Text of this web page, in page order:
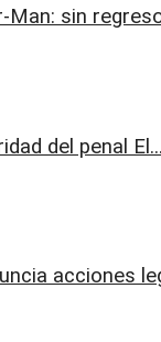
Man: sin
del penal El...
acciones